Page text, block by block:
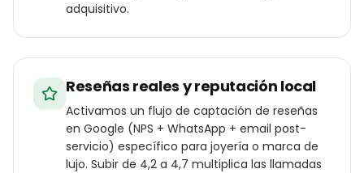
adquisitivo.
Reseñas reales y reputación local
Activamos un flujo de captación de reseñas
en Google (NPS + WhatsApp + email post-
servicio) específico para joyería o marca de
lujo. Subir de 4,2 a 4,7 multiplica las llamadas